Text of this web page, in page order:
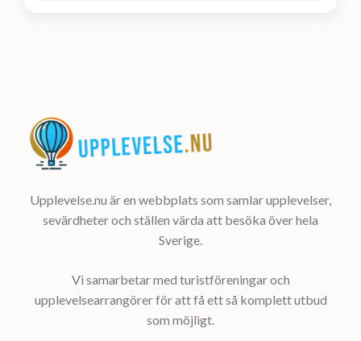
Upplevelse.nu är en webbplats som samlar upplevelser,
sevärdheter och ställen värda att besöka över hela
Sverige.
Vi samarbetar med turistföreningar och
upplevelsearrangörer för att få ett så komplett utbud
som möjligt.